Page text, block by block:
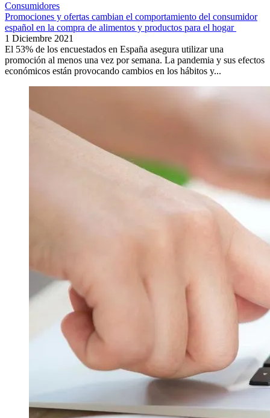
Consumidores
Promociones y ofertas cambian el comportamiento del consumidor
español en la compra de alimentos y productos para el hogar
1 Diciembre 2021
El 53% de los encuestados en España asegura utilizar una
promoción al menos una vez por semana. La pandemia y sus efectos
económicos están provocando cambios en los hábitos y...